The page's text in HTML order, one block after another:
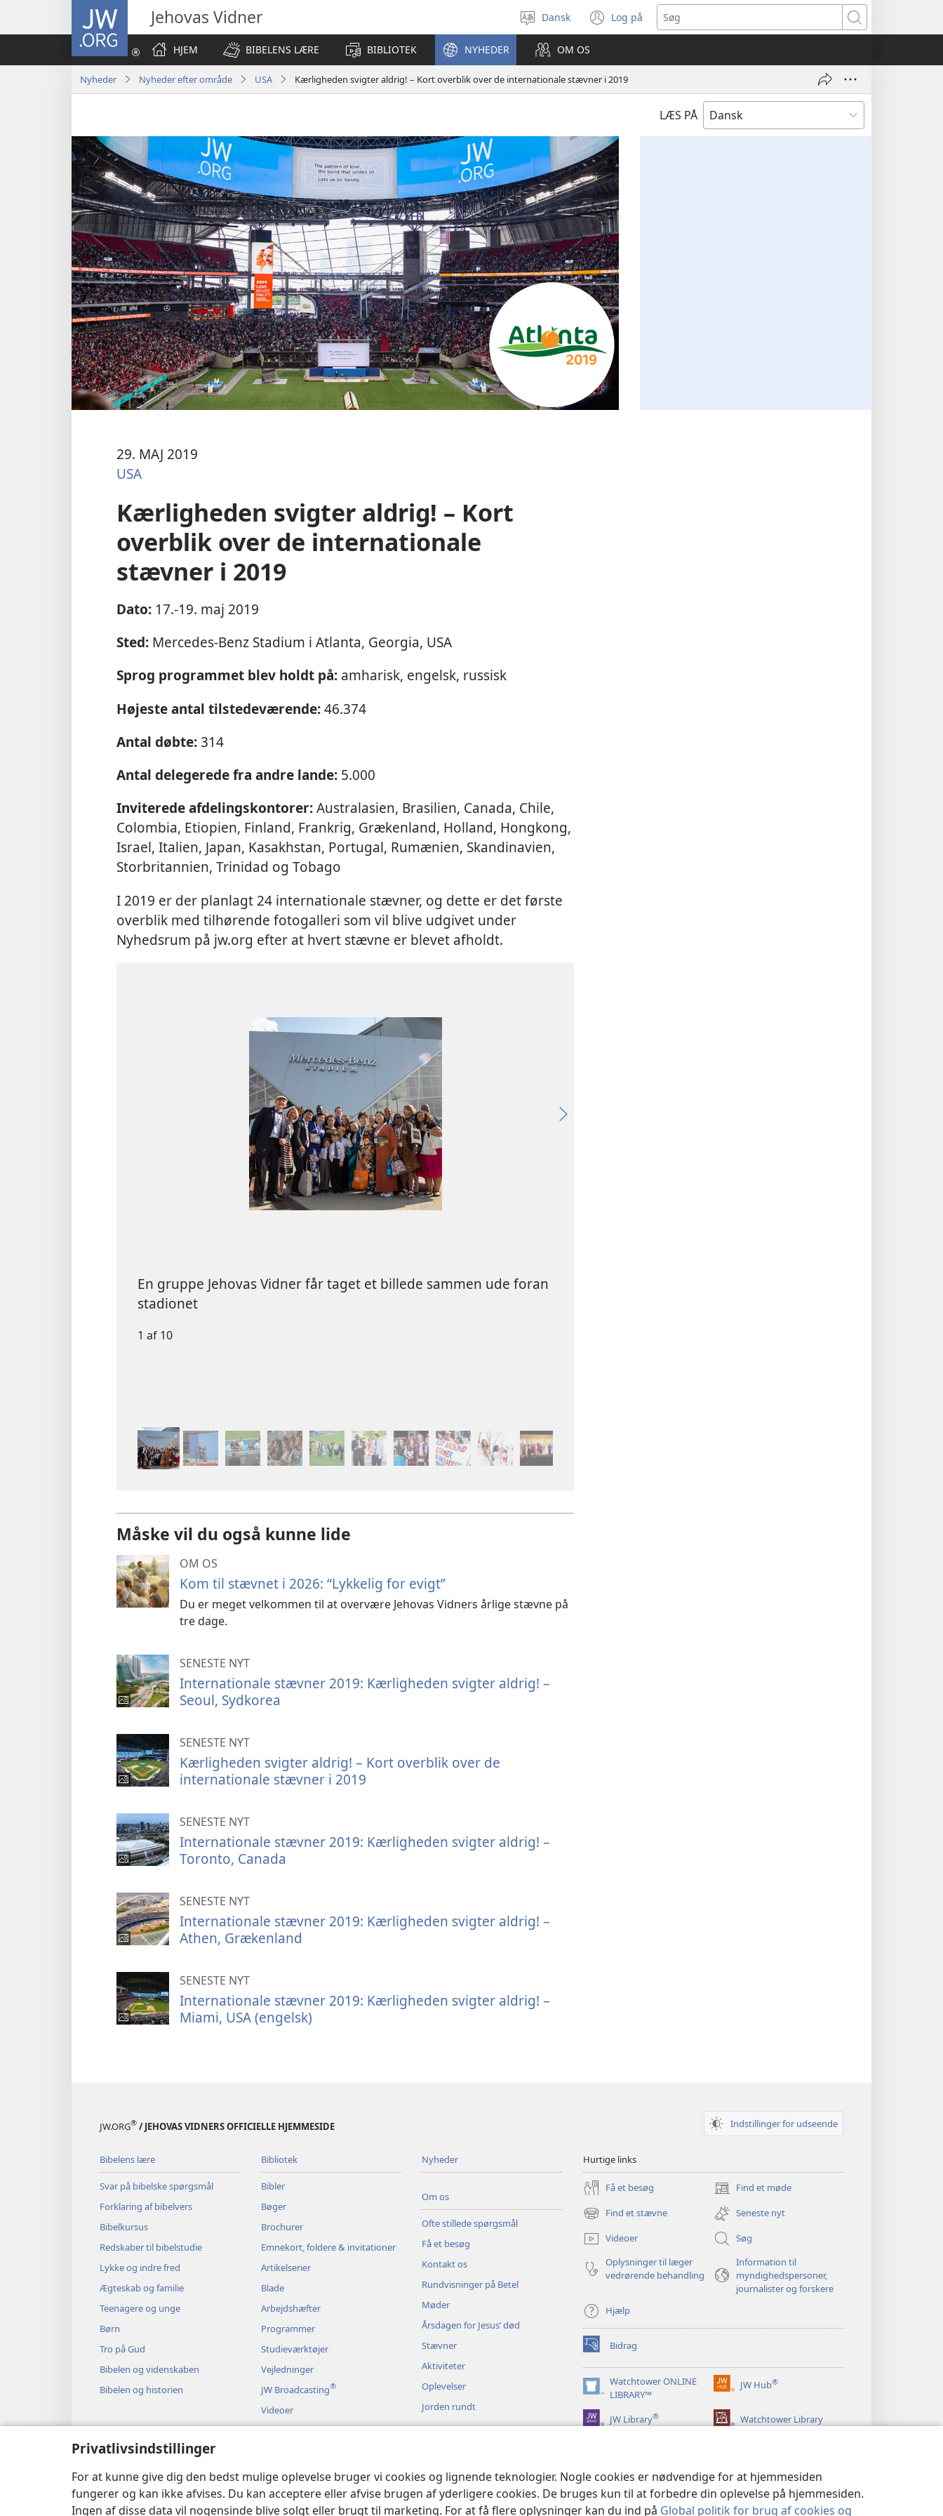
Privatlivsindstillinger
For at kunne give dig den bedst mulige oplevelse bruger vi cookies og lignende teknologier. Nogle cookies er nødvendige for at hjemmesiden
fungerer og kan ikke afvises. Du kan acceptere eller afvise brugen af yderligere cookies. De bruges kun til at forbedre din oplevelse på hjemmesiden.
Ingen af disse data vil nogensinde blive solgt eller brugt til marketing. For at få flere oplysninger kan du ind på Global politik for brug af cookies og
JW.ORG Jehovas Vidner
Vælg
sprog
Dansk Log på
(åbner
nyt
Søg
HJEM
BIBELENS LÆRE BIBLIOTEK NYHEDER OM OS
Nyheder Nyheder efter område USA Kærligheden svigter aldrig! – Kort overblik over de internationale stævner i 2019
LÆS PÅ
29. MAJ 2019
USA
Kærligheden svigter aldrig! – Kort
overblik over de internationale
stævner i 2019
Dato: 17.-19. maj 2019
Sted: Mercedes-Benz Stadium i Atlanta, Georgia, USA
Sprog programmet blev holdt på: amharisk, engelsk, russisk
Højeste antal tilstedeværende:46.374
Antal døbte:314
Antal delegerede fra andre lande: 5.000
Inviterede afdelingskontorer:Australasien, Brasilien, Canada, Chile,
Colombia, Etiopien, Finland, Frankrig, Grækenland, Holland, Hongkong,
Israel, Italien, Japan, Kasakhstan, Portugal, Rumænien, Skandinavien,
Storbritannien, Trinidad og Tobago
I 2019 er der planlagt 24 internationale stævner, og dette er det første
overblik med tilhørende fotogalleri som vil blive udgivet under
Nyhedsrum på jw.org efter at hvert stævne er blevet afholdt.
En gruppe Jehovas Vidner får taget et billede sammen ude foran
stadionet
1 af 10
Måske vil du også kunne lide
OM OS
Kom til stævnet i 2026: “Lykkelig for evigt”
Du er meget velkommen til at overvære Jehovas Vidners årlige stævne på
tre dage.
SENESTE NYT
Internationale stævner 2019: Kærligheden svigter aldrig! –
Seoul, Sydkorea
SENESTE NYT
Kærligheden svigter aldrig! – Kort overblik over de
internationale stævner i 2019
SENESTE NYT
Internationale stævner 2019: Kærligheden svigter aldrig! –
Toronto, Canada
SENESTE NYT
Internationale stævner 2019: Kærligheden svigter aldrig! –
Athen, Grækenland
SENESTE NYT
Internationale stævner 2019: Kærligheden svigter aldrig! –
Miami, USA (engelsk)
JW.ORG® / JEHOVAS VIDNERS OFFICIELLE HJEMMESIDE Indstillinger for udseende
Bibelens lære
Svar på bibelske spørgsmål
Forklaring af bibelvers
Bibelkursus
Redskaber til bibelstudie
Lykke og indre fred
Ægteskab og familie
Teenagere og unge
Børn
Tro på Gud
Bibelen og videnskaben
Bibelen og historien
Bibliotek
Bibler
Bøger
Brochurer
Emnekort, foldere & invitationer
Artikelserier
Blade
Arbejdshæfter
Programmer
Studieværktøjer
Vejledninger
JW Broadcasting®
Videoer
Musik
Dramatiseret bibeloplæsning
Nyheder
Om os
Ofte stillede spørgsmål
Få et besøg
Kontakt os
Rundvisninger på Betel
Møder
Årsdagen for Jesus’ død
Stævner
Aktiviteter
Oplevelser
Jorden rundt
Hurtige links
Få et besøg Find et møde
(åbner
nyt
vindue)
Find et stævne
(åbner
nyt
vindue)
Seneste nyt
Videoer
Søg
Oplysninger til læger
vedrørende behandling
Information til
myndighedspersoner,
journalister og forskere
Hjælp
Bidrag
(åbner
nyt
vindue)Watchtower ONLINE
LIBRARY™
(åbner
nyt
vindue)
JW Hub®
(åbner
vindue)
JW Library® Watchtower Library